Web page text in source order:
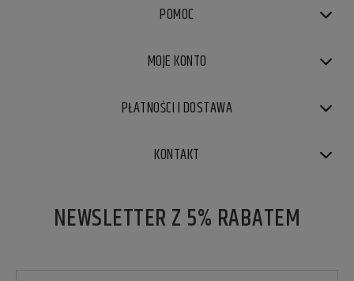
POMOC
MOJE KONTO
PŁATNOŚCI I DOSTAWA
KONTAKT
NEWSLETTER Z 5% RABATEM